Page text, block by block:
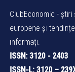
ClubEconomic -
europene și
informați.
ISSN: 3120 - 2403
ISSN-L: 3120 –